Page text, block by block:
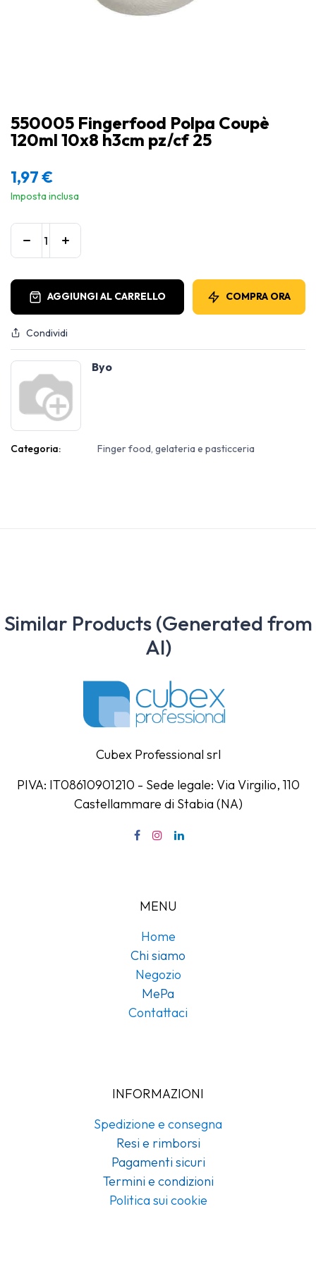
550005 Fingerfood Polpa Coupè
120ml 10x8 h3cm pz/cf 25
1,97€
Imposta inclusa
AGGIUNGI AL CARRELLO COMPRA ORA
Condividi
Byo
Categoria: Finger food, gelateria e pasticceria
Similar Products (Generated from
AI)
Cubex Professional srl
PIVA: IT08610901210 - Sede legale: Via Virgilio, 110
Castellammare di Stabia (NA)
MENU
Home
Chi siamo
Negozio
MePa
Contattaci
INFORMAZIONI
Spedizione e consegna
Resi e rimborsi
Pagamenti sicuri
Termini e condizioni
Politica sui cookie